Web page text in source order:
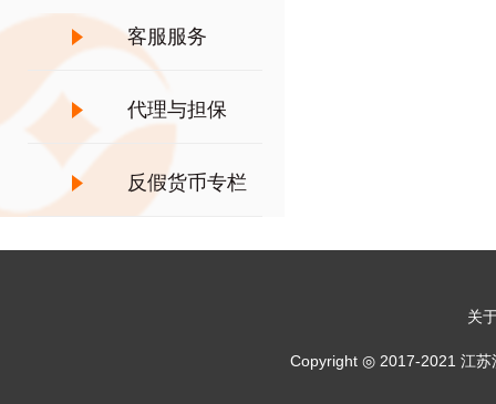
客服服务
代理与担保
反假货币专栏
关
Copyright ◎ 2017-2021 江苏